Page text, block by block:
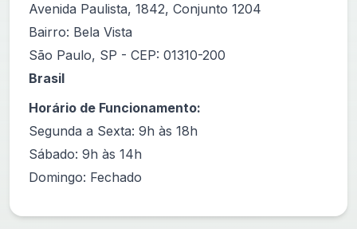
Avenida Paulista, 1842, Conjunto 1204
Bairro: Bela Vista
São Paulo, SP - CEP: 01310-200
Brasil
Horário de Funcionamento:
Segunda a Sexta: 9h às 18h
Sábado: 9h às 14h
Domingo: Fechado